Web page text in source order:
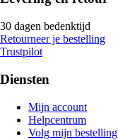
30 dagen bedenktijd
Retourneer je bestelling
Trustpilot
Diensten
Mijn account
Helpcentrum
Volg mijn bestelling